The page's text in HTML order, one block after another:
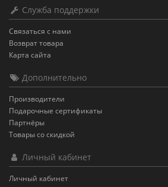
Служба поддержки
Связаться с нами
Возврат товара
Карта сайта
Дополнительно
Производители
Подарочные сертификаты
Партнёры
Товары со скидкой
Личный кабинет
Личный кабинет